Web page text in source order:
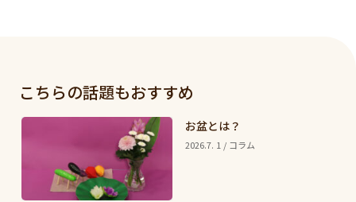
こちらの話題もおすすめ
お盆とは？
2026.7. 1 / コラム